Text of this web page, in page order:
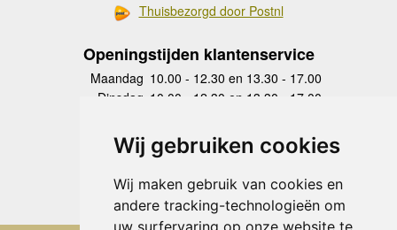
Wij gebruiken cookies
Wij maken gebruik van cookies en
andere tracking-technologieën om
uw surfervaring op onze website te
Thuisbezorgd door Postnl
Openingstijden klantenservice
Maandag 10.00 - 12.30 en 13.30 - 17.00
Dinsdag 10.00 - 12.30 en 13.30 - 17.00
Donderdag
10.00 - 12.30 en 13.30 - 17.00
Vrijdag 10.00 - 12.30 en 13.30 - 17.00
Zaterdag
gesloten
Zondag gesloten